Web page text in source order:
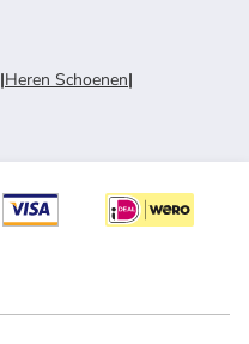
|Heren Schoenen|